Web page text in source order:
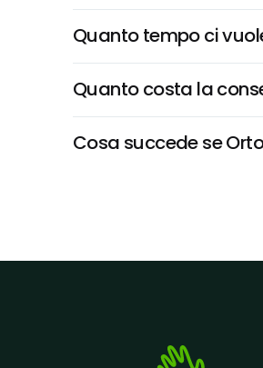
Quanto tempo ci
Quanto costa la
Cosa succede se